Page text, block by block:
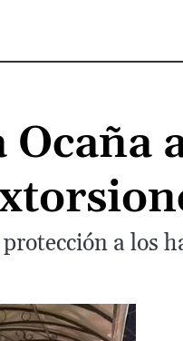
a los